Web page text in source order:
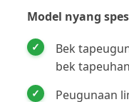
Model nyang
Bek
bek
Peugunaan